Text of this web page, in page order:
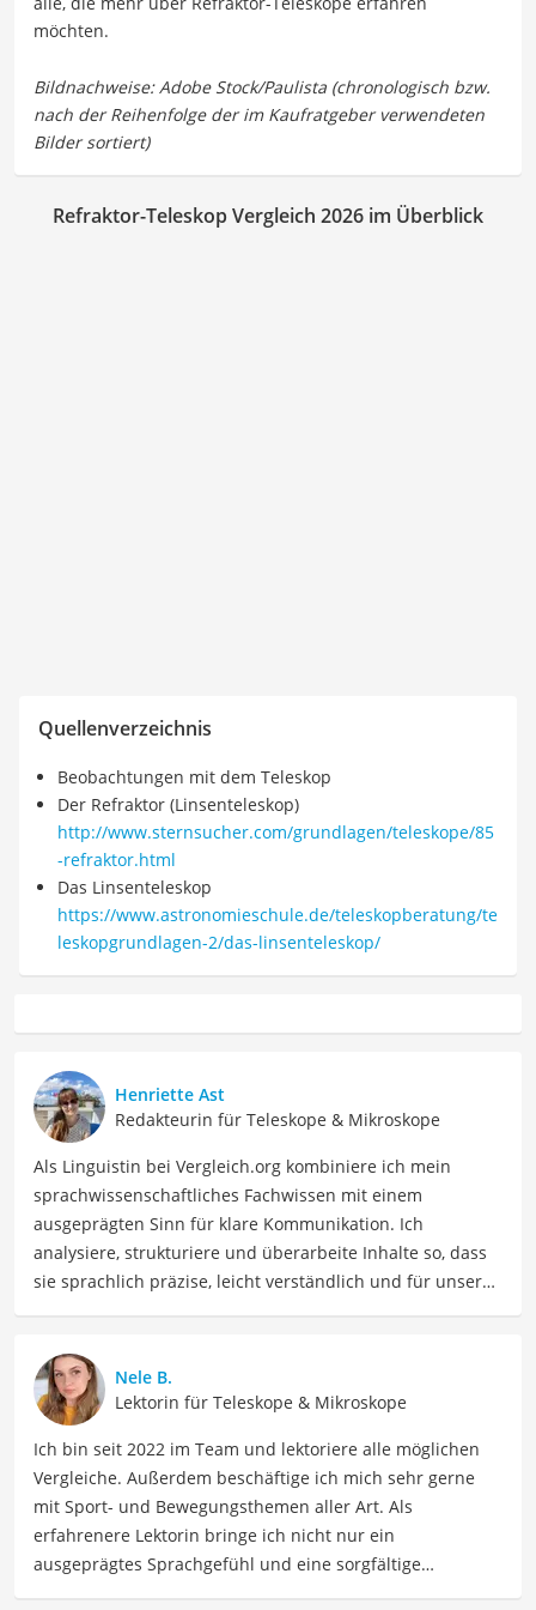
möchten.
Refraktor-Teleskop Vergleich 2026 im Überblick
Quellenverzeichnis
Beobachtungen mit dem Teleskop
Der Refraktor (Linsenteleskop)
http://www.sternsucher.com/grundlagen/teleskope/85
-refraktor.html
Das Linsenteleskop
https://www.astronomieschule.de/teleskopberatung/te
leskopgrundlagen-2/das-linsenteleskop/
Henriette Ast
Redakteurin für Teleskope & Mikroskope
Als Linguistin bei Vergleich.org kombiniere ich mein
sprachwissenschaftliches Fachwissen mit einem
ausgeprägten Sinn für klare Kommunikation. Ich
analysiere, strukturiere und überarbeite Inhalte so, dass
sie sprachlich präzise, leicht verständlich und für unsere
beschäftige ich mich gerne mit verschiedenen Hobbys
und Freizeitaktivitäten. Dieses Interesse spiegelt sich in
meinen Beiträgen wider, die sich mit Freizeitideen,
Reiseempfehlungen, Hobbytipps und Anregungen für die
Freizeitgestaltung befassen.
Der Refraktor-Teleskop-Vergleich ist aus unserer Sicht
besonders empfehlenswert für Astronomie-Enthusiasten
undHobby-Astronomen.
Nele B.
Lektorin für Teleskope & Mikroskope
Ich bin seit 2022 im Team und lektoriere alle möglichen
Vergleiche. Außerdem beschäftige ich mich sehr gerne
mit Sport- und Bewegungsthemen aller Art. Als
erfahrenere Lektorin bringe ich nicht nur ein
ausgeprägtes Sprachgefühl und eine sorgfältige